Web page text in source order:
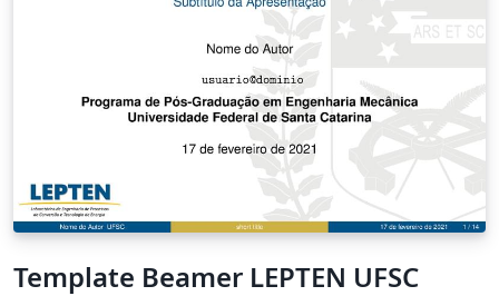
Template Beamer LEPTEN UFSC